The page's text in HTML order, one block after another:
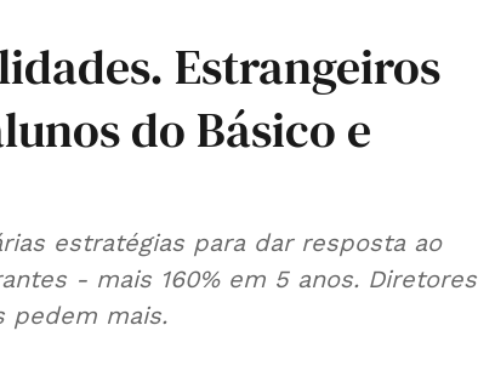
Estrangeiros
do Básico e
estratégias para dar resposta ao
- mais 160% em 5 anos. Diretores
pedem mais.